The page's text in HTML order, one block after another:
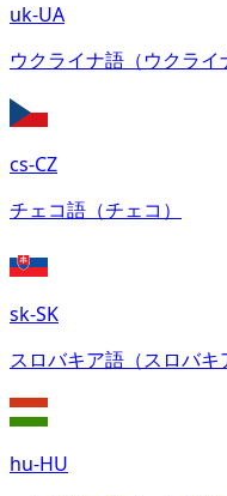
uk-UA
ウクライナ語（ウクライ
cs-CZ
チェコ語（チェコ）
sk-SK
スロバキア語（スロバキ
hu-HU